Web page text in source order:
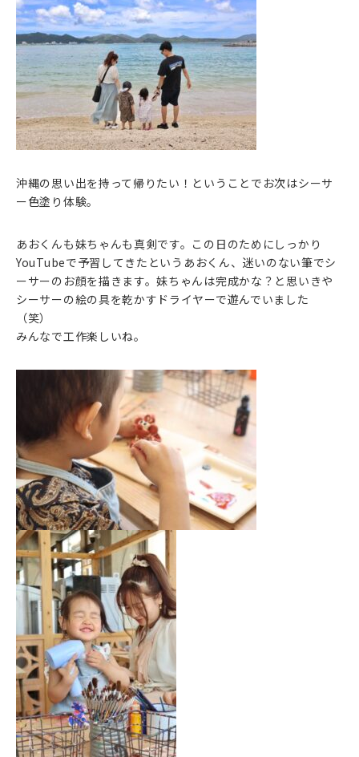
沖縄の思い出を持って帰りたい！ということでお次はシーサ
ー色塗り体験。
あおくんも妹ちゃんも真剣です。この日のためにしっかり
YouTubeで予習してきたというあおくん、迷いのない筆でシ
ーサーのお顔を描きます。妹ちゃんは完成かな？と思いきや
シーサーの絵の具を乾かすドライヤーで遊んでいました
（笑）
みんなで工作楽しいね。